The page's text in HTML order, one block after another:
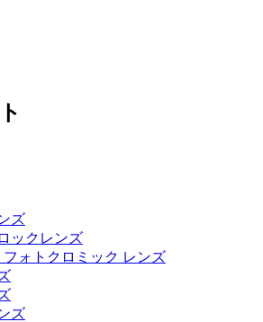
ズ
ックレンズ
フォトクロミック レンズ
ズ